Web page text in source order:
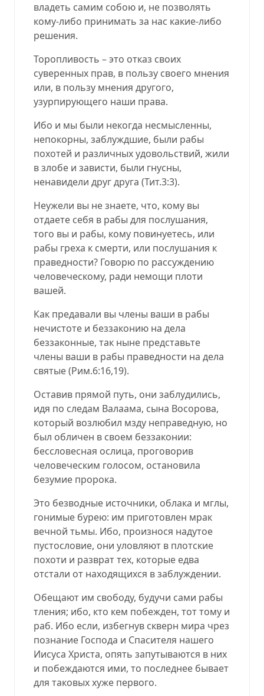
владеть самим собою и, не позволять
кому-либо принимать за нас какие-либо
решения.
Торопливость – это отказ своих
суверенных прав, в пользу своего мнения
или, в пользу мнения другого,
узурпирующего наши права.
Ибо и мы были некогда несмысленны,
непокорны, заблуждшие, были рабы
похотей и различных удовольствий, жили
в злобе и зависти, были гнусны,
ненавидели друг друга (Тит.3:3).
Неужели вы не знаете, что, кому вы
отдаете себя в рабы для послушания,
того вы и рабы, кому повинуетесь, или
рабы греха к смерти, или послушания к
праведности? Говорю по рассуждению
человеческому, ради немощи плоти
вашей.
Как предавали вы члены ваши в рабы
нечистоте и беззаконию на дела
беззаконные, так ныне представьте
члены ваши в рабы праведности на дела
святые (Рим.6:16,19).
Оставив прямой путь, они заблудились,
идя по следам Валаама, сына Восорова,
который возлюбил мзду неправедную, но
был обличен в своем беззаконии:
бессловесная ослица, проговорив
человеческим голосом, остановила
безумие пророка.
Это безводные источники, облака и мглы,
гонимые бурею: им приготовлен мрак
вечной тьмы. Ибо, произнося надутое
пустословие, они уловляют в плотские
похоти и разврат тех, которые едва
отстали от находящихся в заблуждении.
Обещают им свободу, будучи сами рабы
тления; ибо, кто кем побежден, тот тому и
раб. Ибо если, избегнув скверн мира чрез
познание Господа и Спасителя нашего
Иисуса Христа, опять запутываются в них
и побеждаются ими, то последнее бывает
для таковых хуже первого.